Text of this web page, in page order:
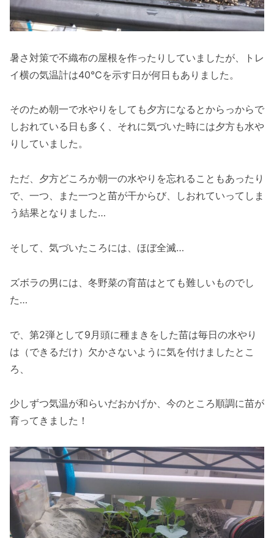
暑さ対策で不織布の屋根を作ったりしていましたが、トレ
イ横の気温計は40℃を示す日が何日もありました。
そのため朝一で水やりをしても夕方になるとからっからで
しおれている日も多く、それに気づいた時には夕方も水や
りしていました。
ただ、夕方どころか朝一の水やりを忘れることもあったり
で、一つ、また一つと苗が干からび、しおれていってしま
う結果となりました…
そして、気づいたころには、ほぼ全滅…
ズボラの男には、冬野菜の育苗はとても難しいものでし
た…
で、第2弾として9月頭に種まきをした苗は毎日の水やり
は（できるだけ）欠かさないように気を付けましたとこ
ろ、
少しずつ気温が和らいだおかげか、今のところ順調に苗が
育ってきました！